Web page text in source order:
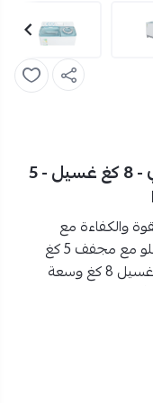
فيشر غسالة حوضين تحميل علوي - 8 كغ غسيل - 5
والكفاءة مع
غسالة فيشر حوضين 8 كيلو مع مجفف 5 كغ
8 كغ وسعة